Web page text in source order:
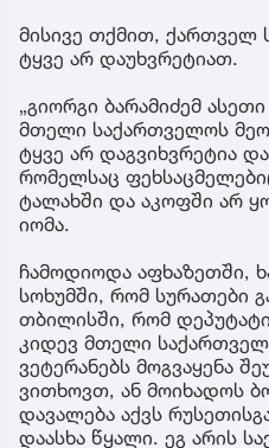
მისივე თქმით, ქართველ
ტყვე არ დაუხვრეტიათ.
„გიორგი ბარამიძემ
მთელი საქართველოს
ტყვე არ დაგვიხვრეტია
რომელსაც
ტალახში და აკოფში არ
იომა.
ჩამოდიოდა აფხაზეთში,
სოხუმში, რომ სურათები
თბილისში, რომ
კიდევ მთელი
ვეტერანებს მოგვაყენა
ვითხოვთ, ან მოიხადოს
დავალება აქვს
დაასხა წყალი. ეგ არის